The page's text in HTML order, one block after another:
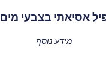
אסיאתי בצבעי מים
מידע נוסף